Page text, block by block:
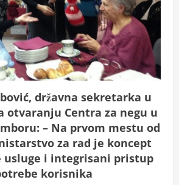
državna sekretarka u
otvaranju Centra za negu u
– Na prvom mestu od
za rad je koncept
usluge i integrisani pristup
korisnika